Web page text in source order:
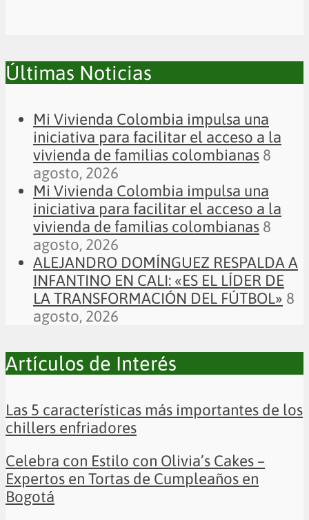
Últimas Noticias
Mi Vivienda Colombia impulsa una
iniciativa para facilitar el acceso a la
vivienda de familias colombianas 8
agosto, 2026
Mi Vivienda Colombia impulsa una
iniciativa para facilitar el acceso a la
vivienda de familias colombianas 8
agosto, 2026
ALEJANDRO DOMÍNGUEZ RESPALDA A
INFANTINO EN CALI: «ES EL LÍDER DE
LA TRANSFORMACIÓN DEL FÚTBOL» 8
agosto, 2026
Artículos de Interés
Las 5 características más importantes de los
chillers enfriadores
Celebra con Estilo con Olivia’s Cakes –
Expertos en Tortas de Cumpleaños en
Bogotá